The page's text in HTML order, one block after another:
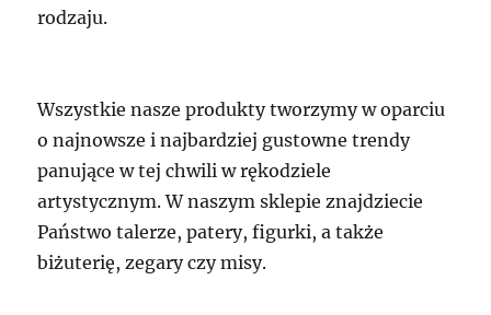
rodzaju.
Wszystkie nasze produkty tworzymy w oparciu
o najnowsze i najbardziej gustowne trendy
panujące w tej chwili w rękodziele
artystycznym. W naszym sklepie znajdziecie
Państwo talerze, patery, figurki, a także
biżuterię, zegary czy misy.